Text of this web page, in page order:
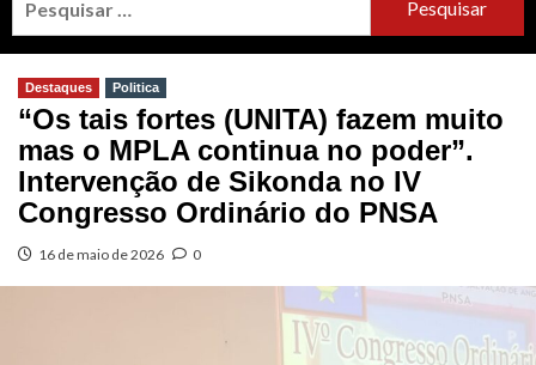
Destaques Politica
“Os tais fortes (UNITA) fazem muito
mas o MPLA continua no poder”.
Intervenção de Sikonda no IV
Congresso Ordinário do PNSA
16 de maio de 2026 0